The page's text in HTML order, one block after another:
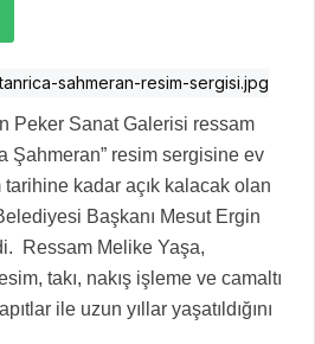
Peker Sanat Galerisi ressam
Şahmeran” resim sergisine ev
kadar açık kalacak olan
Başkanı Mesut Ergin
Ressam Melike Yaşa,
takı, nakış işleme ve camaltı
ile uzun yıllar yaşatıldığını